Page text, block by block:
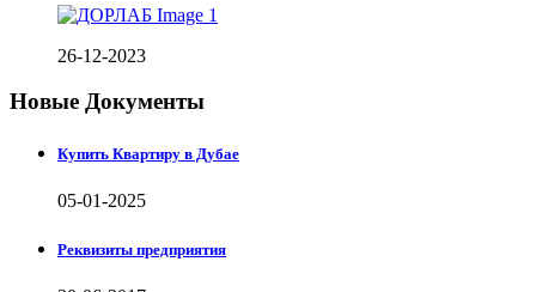
26-12-2023
Новые Документы
Купить Квартиру в Дубае
05-01-2025
Реквизиты предприятия